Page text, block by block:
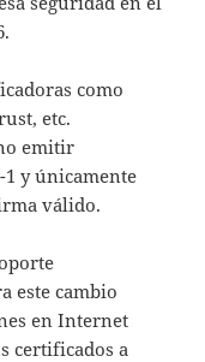
como
etc.
emitir
1 y únicamente
válido.
este cambio
en Internet
certificados a